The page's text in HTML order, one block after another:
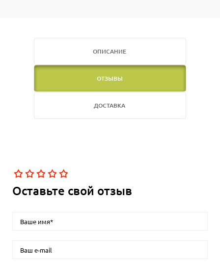
ОПИСАНИЕ
ОТЗЫВЫ
ДОСТАВКА
Оставьте свой отзыв